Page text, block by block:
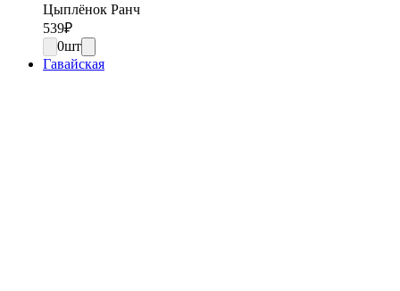
Цыплёнок Ранч
539₽
0шт
Гавайская